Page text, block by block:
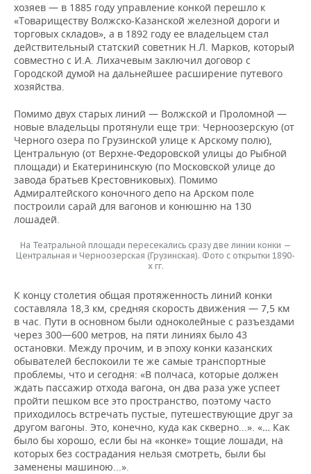
хозяев — в 1885 году управление конкой перешло к
«Товариществу Волжско-Казанской железной дороги и
торговых складов», а в 1892 году ее владельцем стал
действительный статский советник Н.Л. Марков, который
совместно с И.А. Лихачевым заключил договор с
Городской думой на дальнейшее расширение путевого
хозяйства.
Помимо двух старых линий — Волжской и Проломной —
новые владельцы протянули еще три: Черноозерскую (от
Черного озера по Грузинской улице к Арскому полю),
Центральную (от Верхне-Федоровской улицы до Рыбной
площади) и Екатерининскую (по Московской улице до
завода братьев Крестовниковых). Помимо
Адмиралтейского коночного депо на Арском поле
построили сарай для вагонов и конюшню на 130
лошадей.
На Театральной площади пересекались сразу две линии конки —
Центральная и Черноозерская (Грузинская). Фото с открытки 1890-
х гг.
К концу столетия общая протяженность линий конки
составляла 18,3 км, средняя скорость движения — 7,5 км
в час. Пути в основном были одноколейные с разъездами
через 300—600 метров, на пяти линиях было 43
остановки. Между прочим, и в эпоху конки казанских
обывателей беспокоили те же самые транспортные
проблемы, что и сегодня: «В полчаса, которые должен
ждать пассажир отхода вагона, он два раза уже успеет
пройти пешком все это пространство, поэтому часто
приходилось встречать пустые, путешествующие друг за
другом вагоны. Это, конечно, куда как скверно...». «… Как
было бы хорошо, если бы на «конке» тощие лошади, на
которых без сострадания нельзя смотреть, были бы
заменены машиною...».